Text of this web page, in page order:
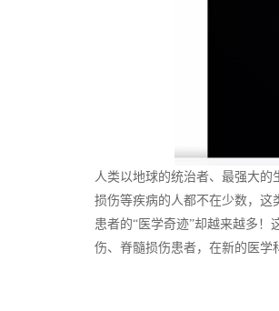
人类以地球的统治者、最强大
损伤等疾病的人都不在少数，这
患者的“医学奇迹”却越来越多
伤、脊髓损伤患者，在新的医学